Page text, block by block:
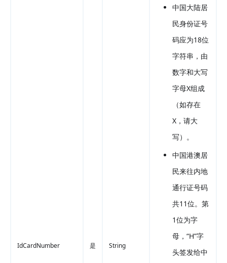
IdCardNumber 是 String
中国大陆居
民身份证号
码应为18位
字符串，由
数字和大写
字母X组成
（如存在
X，请大
写）。
中国港澳居
民来往内地
通行证号码
共11位。第
1位为字
母，“H”字
头签发给中